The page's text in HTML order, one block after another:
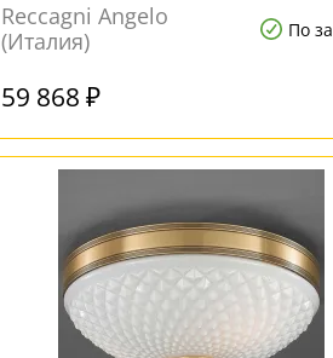
Reccagni Angelo
(Италия)
По
59 868 ₽